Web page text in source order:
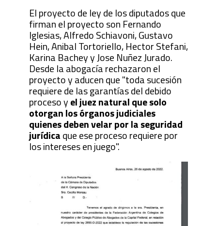
El proyecto de ley de los diputados que
firman el proyecto son Fernando
Iglesias, Alfredo Schiavoni, Gustavo
Hein, Anibal Tortoriello, Hector Stefani,
Karina Bachey y Jose Nuñez Jurado.
Desde la abogacía rechazaron el
proyecto y aducen que "toda sucesión
requiere de las garantías del debido
proceso yel juez natural que solo
otorgan los órganos judiciales
quienes deben velar por la seguridad
jurídicaque ese proceso requiere por
los intereses en juego".